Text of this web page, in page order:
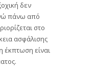
δεν
πάνω από
στο
ασφάλισης
έκπτωση είναι